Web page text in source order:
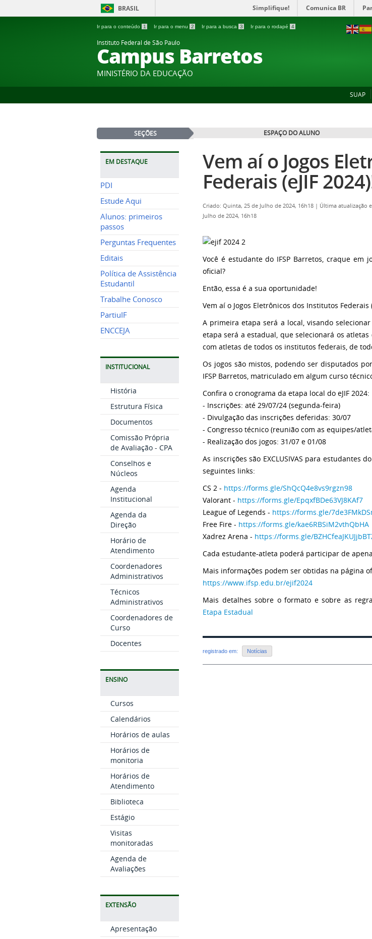
BRASIL Simplifique! Comunica BR
Ir para o conteúdo 1 Ir para o menu 2 Ir para a busca 3 Ir para o rodapé 4
Instituto Federal de São Paulo
Campus Barretos
MINISTÉRIO DA EDUCAÇÃO
SUAP
SEÇÕES ESPAÇO DO ALUNO
EM DESTAQUE
PDI
Estude Aqui
Alunos: primeiros
passos
Perguntas Frequentes
Editais
Política de Assistência
Estudantil
Trabalhe Conosco
PartiuIF
ENCCEJA
INSTITUCIONAL
História
Estrutura Física
Documentos
Comissão Própria
de Avaliação - CPA
Conselhos e
Núcleos
Agenda
Institucional
Agenda da
Direção
Horário de
Atendimento
Coordenadores
Administrativos
Técnicos
Administrativos
Coordenadores de
Curso
Docentes
ENSINO
Cursos
Calendários
Horários de aulas
Horários de
monitoria
Horários de
Atendimento
Biblioteca
Estágio
Visitas
monitoradas
Agenda de
Avaliações
EXTENSÃO
Apresentação
Vem aí o Jogos
Federais (eJIF
Criado: Quinta, 25 de Julho de 2024, 16h18 | Última atualização
Julho de 2024, 16h18
Você é estudante do IFSP Barretos, craque
oficial?
Então, essa é a sua oportunidade!
Vem aí o Jogos Eletrônicos dos Institutos Federais
A primeira etapa será a local, visando
etapa será a estadual, que selecionará os
com atletas de todos os institutos federais, de
Os jogos são mistos, podendo ser disputados
IFSP Barretos, matriculado em algum curso
Confira o cronograma da etapa local do eJIF 2024:
- Inscrições: até 29/07/24 (segunda-feira)
- Divulgação das inscrições deferidas: 30/07
- Congresso técnico (reunião com as equipes/
- Realização dos jogos: 31/07 e 01/08
As inscrições são EXCLUSIVAS para estudantes
seguintes links:
CS 2 - https://forms.gle/ShQcQ4e8vs9rgzn98
Valorant - https://forms.gle/EpqxfBDe63VJ8KAf7
League of Legends - https://forms.gle/
Free Fire - https://forms.gle/kae6RBSiM2vthQbHA
Xadrez Arena - https://forms.gle/
Cada estudante-atleta poderá participar de
Mais informações podem ser obtidas na página
https://www.ifsp.edu.br/ejif2024
Mais detalhes sobre o formato e sobre as
Etapa Estadual
registrado em: Notícias